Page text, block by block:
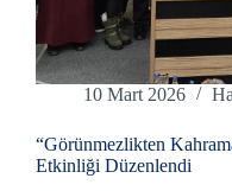
10 Mart 2026
“Görünmezlikten
Etkinliği Düzenlendi